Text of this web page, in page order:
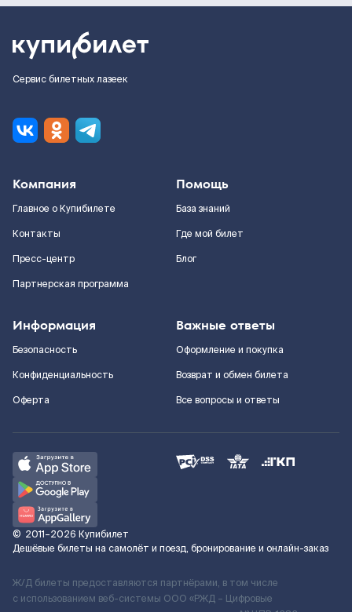
Сервис билетных лазеек
Компания
Главное о Купибилете
Контакты
Пресс-центр
Партнерская программа
Помощь
База знаний
Где мой билет
Блог
Информация
Безопасность
Конфиденциальность
Оферта
Важные ответы
Оформление и покупка
Возврат и обмен билета
Все вопросы и ответы
© 2011–2026 Купибилет
Дешёвые билеты на самолёт и поезд, бронирование и онлайн-заказ
Ж/Д билеты предоставляются партнёрами, в том числе
с использованием веб-системы ООО «РЖД – Цифровые